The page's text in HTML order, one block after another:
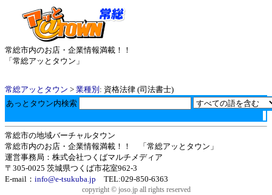
常総市内のお店・企業情報満載！！
「常総アッとタウン」
常総アッとタウン > 業種別 : 資格法律 (司法書士)
あっとタウン内検索
常総市の地域バーチャルタウン
常総市内のお店・企業情報満載！！ 「常総アッとタウン」
運営事務局：株式会社つくばマルチメディア
〒305-0025 茨城県つくば市花室962-3
E-mail： info@e-tsukuba.jp TEL:029-850-6363
copyright © joso.jp all rights reserved